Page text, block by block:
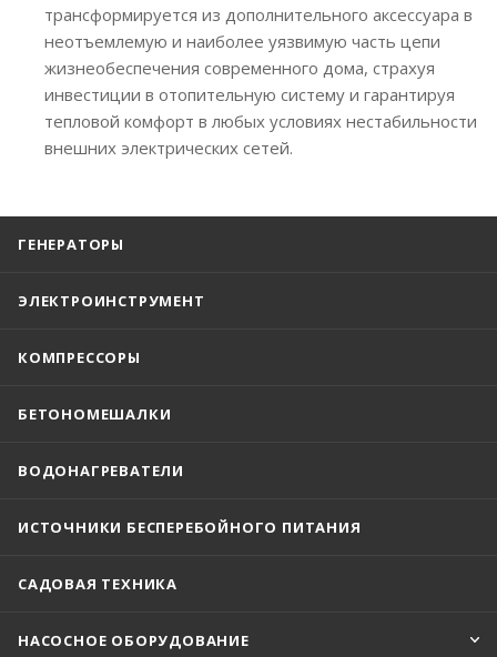
трансформируется из дополнительного аксессуара в
неотъемлемую и наиболее уязвимую часть цепи
жизнеобеспечения современного дома, страхуя
инвестиции в отопительную систему и гарантируя
тепловой комфорт в любых условиях нестабильности
внешних электрических сетей.
ГЕНЕРАТОРЫ
ЭЛЕКТРОИНСТРУМЕНТ
КОМПРЕССОРЫ
БЕТОНОМЕШАЛКИ
ВОДОНАГРЕВАТЕЛИ
ИСТОЧНИКИ БЕСПЕРЕБОЙНОГО ПИТАНИЯ
САДОВАЯ ТЕХНИКА
НАСОСНОЕ ОБОРУДОВАНИЕ